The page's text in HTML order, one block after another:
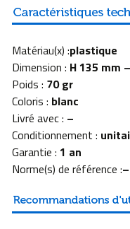
Matériau(x) :plastique
Dimension : H 135 mm
Poids : 70 gr
Coloris : blanc
Livré avec : –
Conditionnement :
Garantie : 1 an
Norme(s) de référence :–